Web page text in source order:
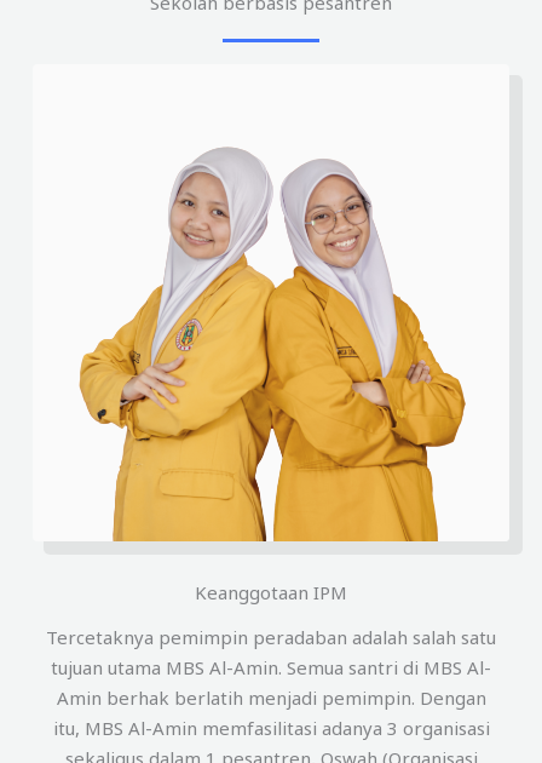
Keanggotaan IPM
Tercetaknya pemimpin peradaban adalah salah satu
tujuan utama MBS Al-Amin. Semua santri di MBS Al-
Amin berhak berlatih menjadi pemimpin. Dengan
itu, MBS Al-Amin memfasilitasi adanya 3 organisasi